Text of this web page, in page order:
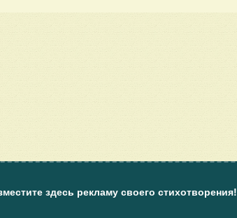
здесь рекламу своего стихотворения!